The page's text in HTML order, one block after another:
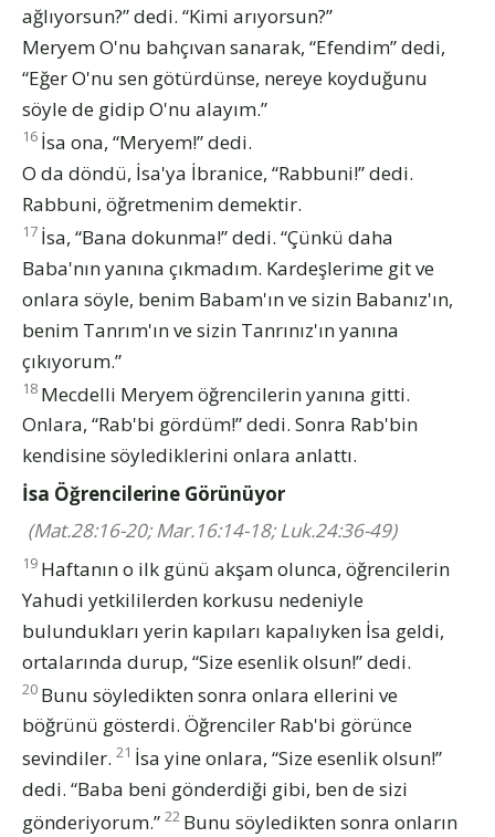
ağlıyorsun?” dedi. “Kimi arıyorsun?”
Meryem O'nu bahçıvan sanarak, “Efendim” dedi,
“Eğer O'nu sen götürdünse, nereye koyduğunu
söyle de gidip O'nu alayım.”
16 İsa ona, “Meryem!” dedi.
O da döndü, İsa'ya İbranice, “Rabbuni!” dedi.
Rabbuni, öğretmenim demektir.
17 İsa, “Bana dokunma!” dedi. “Çünkü daha
Baba'nın yanına çıkmadım. Kardeşlerime git ve
onlara söyle, benim Babam'ın ve sizin Babanız'ın,
benim Tanrım'ın ve sizin Tanrınız'ın yanına
çıkıyorum.”
18 Mecdelli Meryem öğrencilerin yanına gitti.
Onlara, “Rab'bi gördüm!” dedi. Sonra Rab'bin
kendisine söylediklerini onlara anlattı.
İsa Öğrencilerine Görünüyor
(Mat.28:16-20; Mar.16:14-18; Luk.24:36-49)
19 Haftanın o ilk günü akşam olunca, öğrencilerin
Yahudi yetkililerden korkusu nedeniyle
bulundukları yerin kapıları kapalıyken İsa geldi,
ortalarında durup, “Size esenlik olsun!” dedi.
20 Bunu söyledikten sonra onlara ellerini ve
böğrünü gösterdi. Öğrenciler Rab'bi görünce
sevindiler. 21 İsa yine onlara, “Size esenlik olsun!”
dedi. “Baba beni gönderdiği gibi, ben de sizi
gönderiyorum.” 22 Bunu söyledikten sonra onların